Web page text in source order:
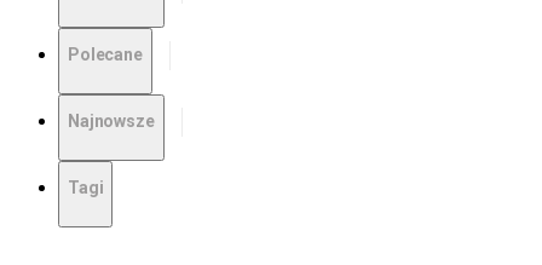
Polecane
Najnowsze
Tagi